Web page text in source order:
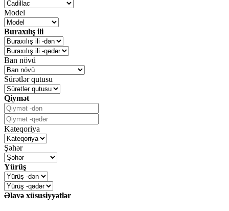
Model
Buraxılış ili
Ban növü
Sürətlər qutusu
Qiymət
Kateqoriya
Şəhər
Yürüş
Əlavə xüsusiyyətlər